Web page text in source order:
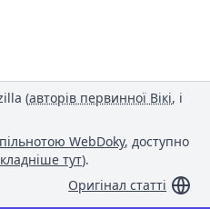
(авторів первинної Вікі, і
WebDoky, доступно
тут).
Оригінал статті